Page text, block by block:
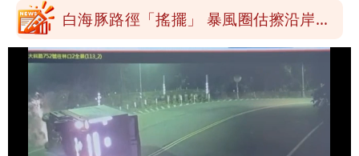
勝：時間久看出睿智
白海豚路徑「搖擺」 暴風圈估擦沿岸！
可能籠罩4縣市
白海豚4個關鍵時間點！專家：明晚起風
雨最大
老公外遇修復內幕！欣西亞曬牽手照「2
人身體卻僵硬」
白海豚最快下午海警！大雨襲7縣市 明